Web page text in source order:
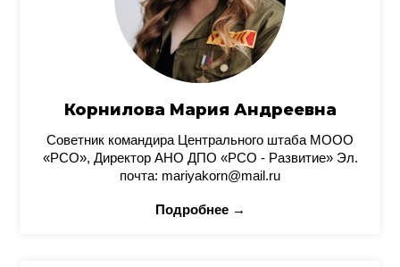
Корнилова Мария Андреевна
Советник командира Центрального штаба МООО
«РСО», Директор АНО ДПО «РСО - Развитие» Эл.
почта: mariyakorn@mail.ru
Подробнее →